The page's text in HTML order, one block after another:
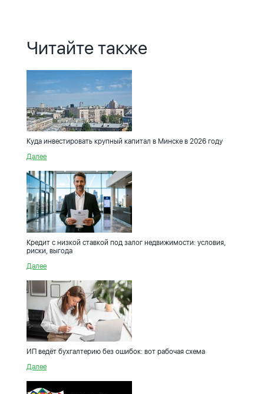
Читайте также
Куда инвестировать крупный капитал в Минске в 2026 году
Далее
Кредит с низкой ставкой под залог недвижимости: условия,
риски, выгода
Далее
ИП ведёт бухгалтерию без ошибок: вот рабочая схема
Далее